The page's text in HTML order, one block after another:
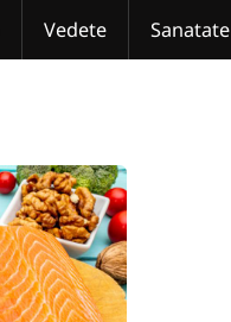
Vedete Sanatate